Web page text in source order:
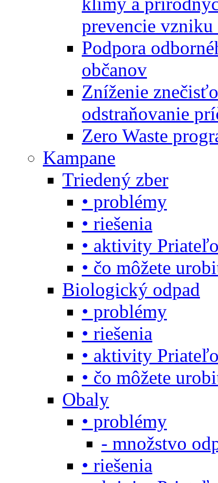
prevencie vzniku
Podpora
občanov
Zníženie
odstraňovanie
Zero Waste
Kampane
Triedený zber
• problémy
• riešenia
• aktivity
• čo môžete
Biologický odpad
• problémy
• riešenia
• aktivity
• čo môžete
Obaly
• problémy
- množstvo
• riešenia